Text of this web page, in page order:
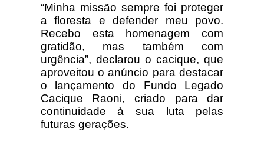
“Minha missão sempre foi proteger
a floresta e defender meu povo.
Recebo esta homenagem com
gratidão, mas também com
urgência”, declarou o cacique, que
aproveitou o anúncio para destacar
o lançamento do Fundo Legado
Cacique Raoni, criado para dar
continuidade à sua luta pelas
futuras gerações.